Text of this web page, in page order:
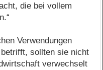
die bei vollem
Verwendungen
sollten sie nicht
verwechselt